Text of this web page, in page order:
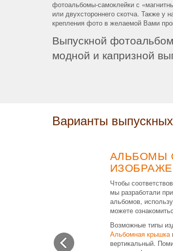
фотоальбомы-самоклейки с
или двухстороннего скотча. Также
крепления фото в желаемой Вами
Выпускной
модной и капризной
Варианты
АЛЬБОМЫ
Чтобы
мы разработали
альбомов,
можете
Возможные типы
Альбомная крышка
вертикальный.